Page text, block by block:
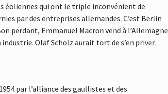
éoliennes qui ont le triple inconvénient de
par des entreprises allemandes. C’est Berlin
perdant, Emmanuel Macron vend à l’Allemagne
Olaf Scholz aurait tort de s’en priver.
par l’alliance des gaullistes et des